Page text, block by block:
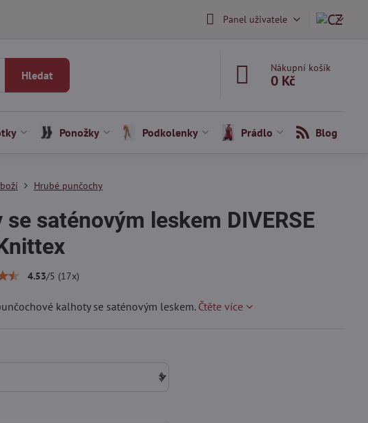
Panel uživatele
Hledat
Nákupní košík
0 Kč
Ponožky Podkolenky Prádlo Blog
Hrubé punčochy
saténovým leskem DIVERSE
4.53/5 (17x)
kalhoty se saténovým leskem. Čtěte více